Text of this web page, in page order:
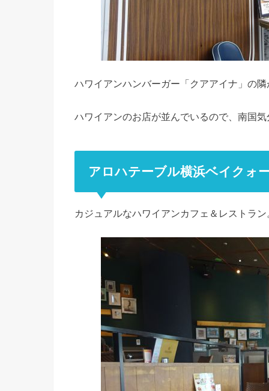
ハワイアンハンバーガー「クアアイナ」の隣
ハワイアンのお店が並んでいるので、南国気
アロハテーブル横浜ベイクォ
カジュアルなハワイアンカフェ＆レストラン